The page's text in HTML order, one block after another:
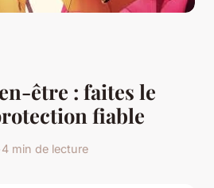
être : faites le
fiable
4 min de lecture